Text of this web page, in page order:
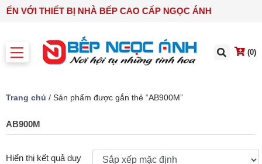
ĐẾN VỚI THIẾT BỊ NHÀ BẾP CAO CẤP NGỌC ÁNH
(0)
Trang chủ / Sản phẩm được gắn thẻ “AB900M”
AB900M
Hiển thị kết quả duy